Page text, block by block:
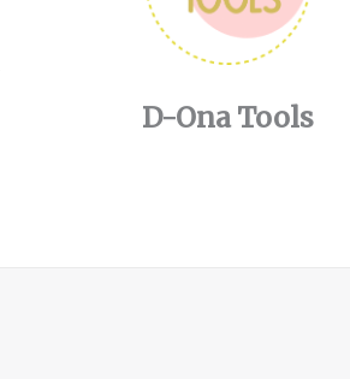
D-Ona Tools